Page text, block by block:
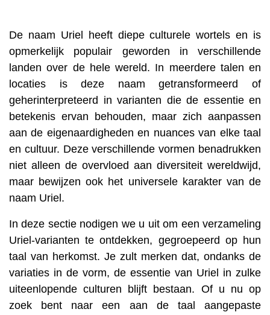
De naam Uriel heeft diepe culturele wortels en is
opmerkelijk populair geworden in verschillende
landen over de hele wereld. In meerdere talen en
locaties is deze naam getransformeerd of
geherinterpreteerd in varianten die de essentie en
betekenis ervan behouden, maar zich aanpassen
aan de eigenaardigheden en nuances van elke taal
en cultuur. Deze verschillende vormen benadrukken
niet alleen de overvloed aan diversiteit wereldwijd,
maar bewijzen ook het universele karakter van de
naam Uriel.
In deze sectie nodigen we u uit om een ​​verzameling
Uriel-varianten te ontdekken, gegroepeerd op hun
taal van herkomst. Je zult merken dat, ondanks de
variaties in de vorm, de essentie van Uriel in zulke
uiteenlopende culturen blijft bestaan. Of u nu op
zoek bent naar een aan de taal aangepaste